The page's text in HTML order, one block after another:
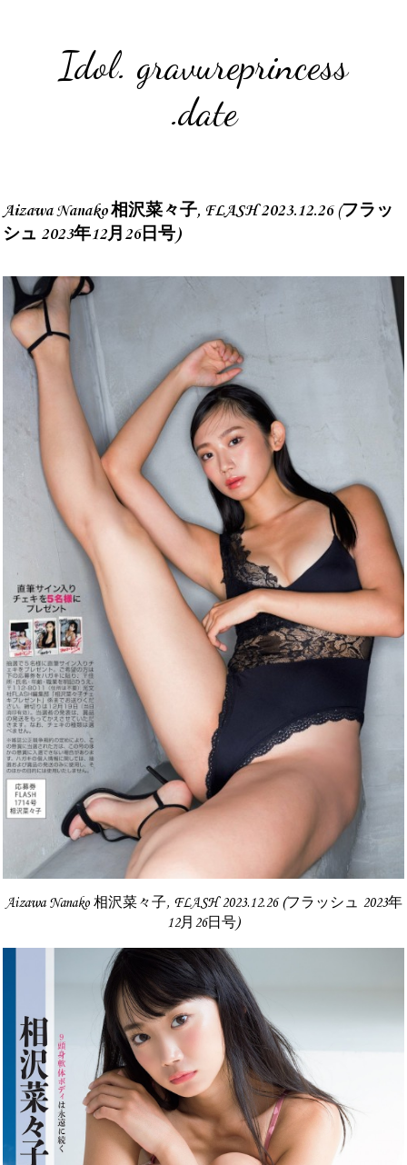
Idol. gravureprincess
.date
Aizawa Nanako 相沢菜々子, FLASH 2023.12.26 (フラッ
シュ 2023年12月26日号)
Aizawa Nanako 相沢菜々子, FLASH 2023.12.26 (フラッシュ 2023年
12月26日号)